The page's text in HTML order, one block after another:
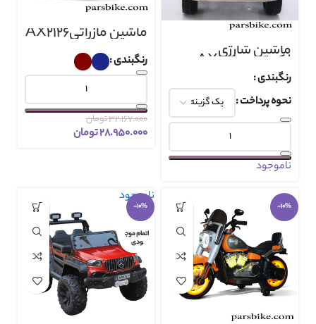
ماشین شارژی
لکسوس AX2119
رنگبندی
نحوه پرداخت
ناموجود
ماشین مازراتیAX2126
رنگبندی
۳۲.۱۶۷.۰۰۰تومان
۲۸.۹۵۰.۰۰۰تومان
-10%
ناموجود
-10%
اتمام موج
ودی